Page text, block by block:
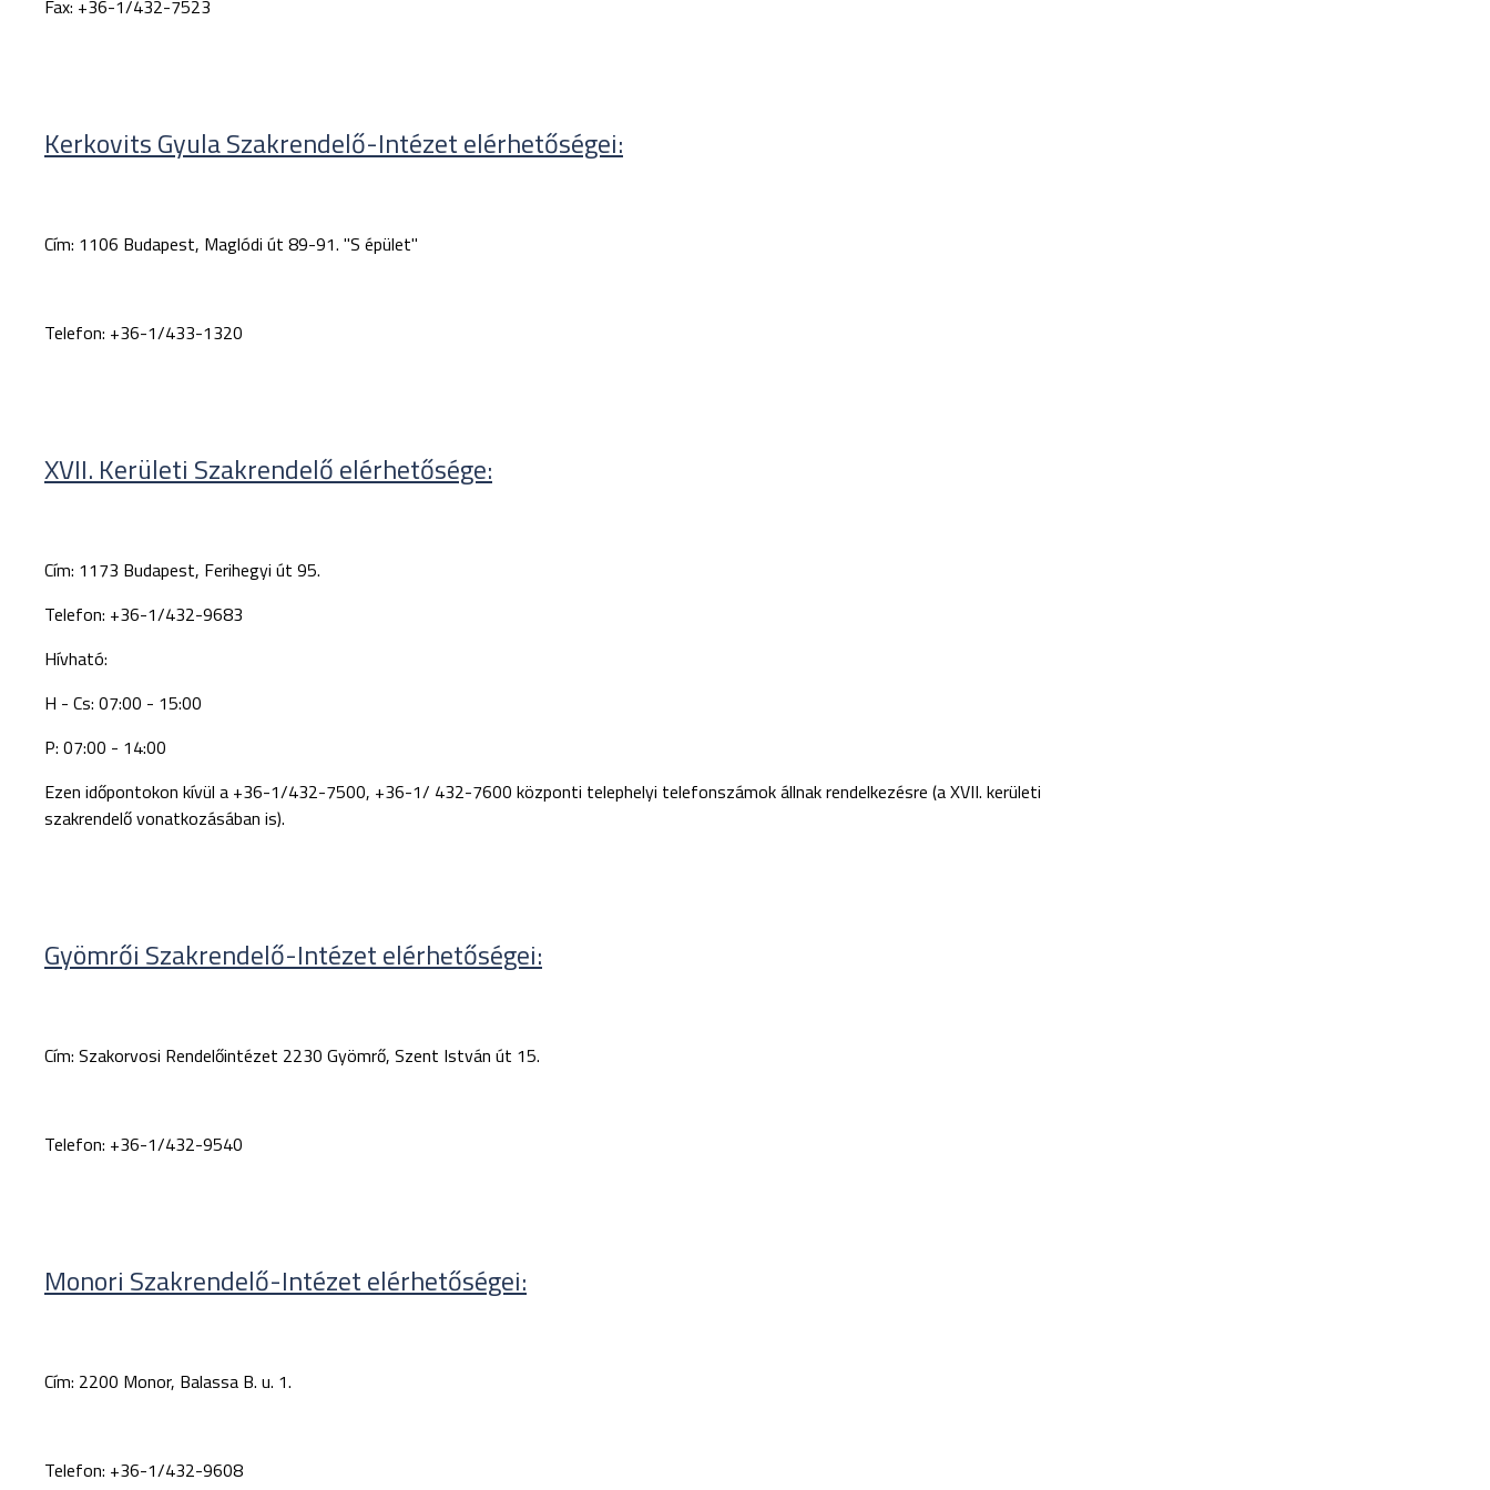
Fax: +36-1/432-7523
Kerkovits Gyula Szakrendelő-Intézet elérhetőségei:
Cím: 1106 Budapest, Maglódi út 89-91. "S épület"
Telefon: +36-1/433-1320
XVII. Kerületi Szakrendelő elérhetősége:
Cím: 1173 Budapest, Ferihegyi út 95.
Telefon: +36-1/432-9683
Hívható:
H - Cs: 07:00 - 15:00
P: 07:00 - 14:00
Ezen időpontokon kívül a +36-1/432-7500, +36-1/ 432-7600 központi telephelyi telefonszámok állnak rendelkezésre (a XVII. kerületi
szakrendelő vonatkozásában is).
Gyömrői Szakrendelő-Intézet elérhetőségei:
Cím: Szakorvosi Rendelőintézet 2230 Gyömrő, Szent István út 15.
Telefon: +36-1/432-9540
Monori Szakrendelő-Intézet elérhetőségei:
Cím: 2200 Monor, Balassa B. u. 1.
Telefon: +36-1/432-9608